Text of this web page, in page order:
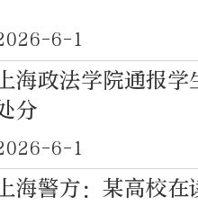
6-1
上海政法学院通报
分
6-1
上海警方：某高校